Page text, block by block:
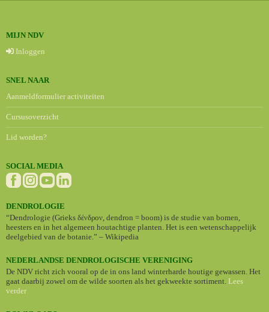
MIJN NDV
Inloggen
SNEL NAAR
Aanmeldformulier activiteiten
Cursusoverzicht
Lid worden?
SOCIAL MEDIA
DENDROLOGIE
“Dendrologie (Grieks δένδρον, dendron = boom) is de studie van bomen,
heesters en in het algemeen houtachtige planten. Het is een wetenschappelijk
deelgebied van de botanie.” – Wikipedia
NEDERLANDSE DENDROLOGISCHE VERENIGING
De NDV richt zich vooral op de in ons land winterharde houtige gewassen. Het
gaat daarbij zowel om de wilde soorten als het gekweekte sortiment. Lees
verder